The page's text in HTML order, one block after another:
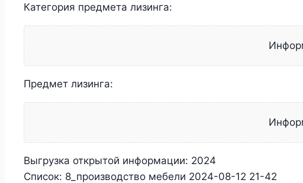
Категория предмета лизинга:
Предмет лизинга:
Выгрузка открытой информации: 2024
Список: 8_производство мебели 2024-08-12 21-42